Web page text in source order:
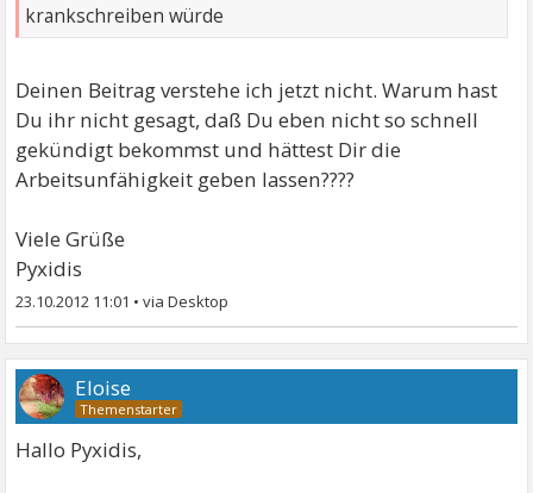
krankschreiben würde
Deinen Beitrag verstehe ich jetzt nicht. Warum hast
Du ihr nicht gesagt, daß Du eben nicht so schnell
gekündigt bekommst und hättest Dir die
Arbeitsunfähigkeit geben lassen????
Viele Grüße
Pyxidis
23.10.2012 11:01 •
Eloise
Hallo Pyxidis,